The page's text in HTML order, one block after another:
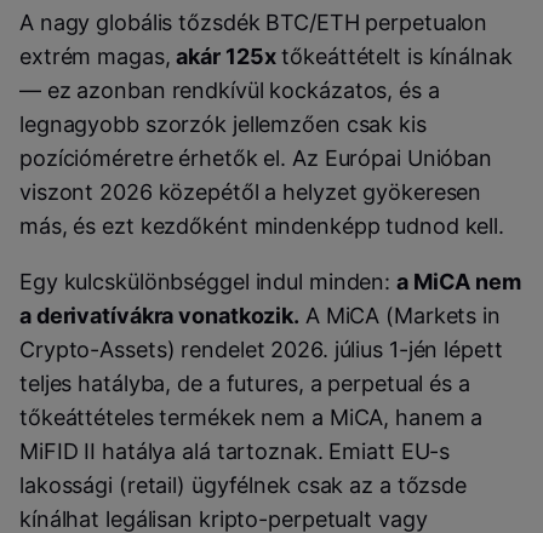
A nagy globális tőzsdék BTC/ETH perpetualon
extrém magas,akár 125xtőkeáttételt is kínálnak
— ez azonban rendkívül kockázatos, és a
legnagyobb szorzók jellemzően csak kis
pozícióméretre érhetők el. Az Európai Unióban
viszont 2026 közepétől a helyzet gyökeresen
más, és ezt kezdőként mindenképp tudnod kell.
Egy kulcskülönbséggel indul minden: a MiCA nem
a derivatívákra vonatkozik. A MiCA (Markets in
Crypto-Assets) rendelet 2026. július 1-jén lépett
teljes hatályba, de a futures, a perpetual és a
tőkeáttételes termékek nem a MiCA, hanem a
MiFID II hatálya alá tartoznak. Emiatt EU-s
lakossági (retail) ügyfélnek csak az a tőzsde
kínálhat legálisan kripto-perpetualt vagy